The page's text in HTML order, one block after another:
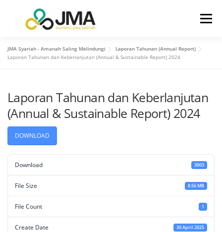
Menu
BERANDA TENTANG KAMI
HUBUNGAN INVESTOR PRODUK LAYANAN
KONTAK KAMI
JMA Syariah - Amanah Saling Melindungi
Laporan Tahunan (Annual Report)
Laporan Tahunan dan Keberlanjutan (Annual & Sustainable Report) 2024
Laporan Tahunan dan Keberlanjutan
(Annual & Sustainable Report) 2024
DOWNLOAD
Download 3003
File Size 8.56 MB
File Count 1
Create Date 30 April 2025